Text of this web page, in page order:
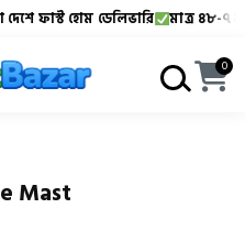
ফাস্ট হোম ডেলিভারি মাত্র ৪৮-৭২
বাংলাদেশের সবচেয়ে
0
Mast